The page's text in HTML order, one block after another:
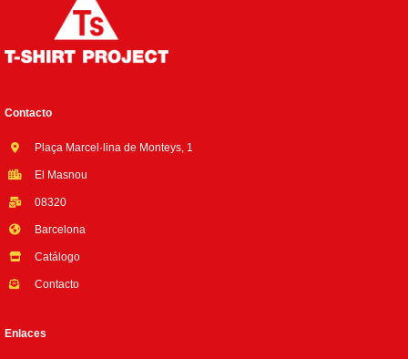
Contacto
Plaça Marcel·lina de Monteys, 1
El Masnou
08320
Barcelona
Catálogo
Contacto
Enlaces